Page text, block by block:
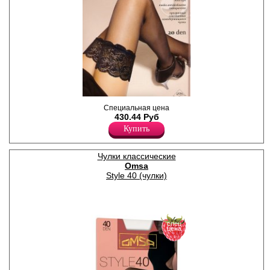
Тонкие, прозрачные чулки с
кружевной резинкой (8,5 см)
на силиконе;
сформированная нога,
прозрачный мысок.
Полиамид 88%
Эластан 12%
Специальная цена
430.44 Руб
Купить
Чулки классические
Omsa
Style 40 (чулки)
спец
цена